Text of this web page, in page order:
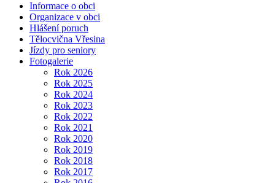
Informace o obci
Organizace v obci
Hlášení poruch
Tělocvična Vřesina
Jízdy pro seniory
Fotogalerie
Rok 2026
Rok 2025
Rok 2024
Rok 2023
Rok 2022
Rok 2021
Rok 2020
Rok 2019
Rok 2018
Rok 2017